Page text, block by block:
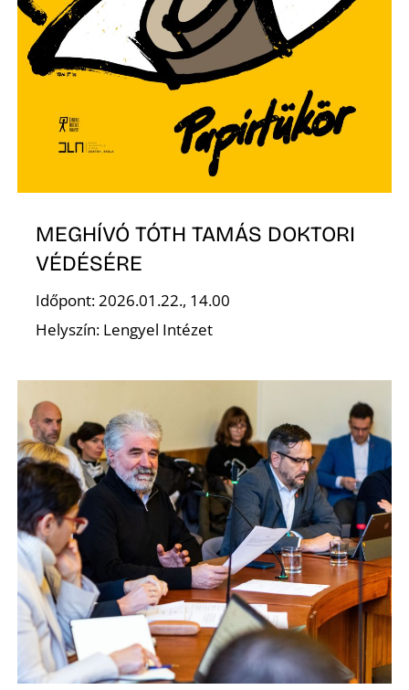
MEGHÍVÓ TÓTH TAMÁS DOKTORI
VÉDÉSÉRE
Időpont: 2026.01.22., 14.00
Helyszín: Lengyel Intézet